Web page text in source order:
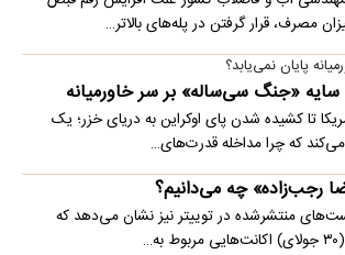
مصرف، قرار گرفتن در پله‌های بالاتر…
پایان نمی‌یابد؟
سایه «جنگ سی‌ساله» بر سر خاورمیانه
تا کشیده شدن پای اوکراین به دریای خزر؛ یک
که چرا مداخله قدرت‌های…
رجب‌زاده» چه می‌دانیم؟
منتشرشده در توییتر نیز نشان می‌دهد که